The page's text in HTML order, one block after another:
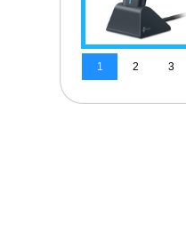
1 2 3